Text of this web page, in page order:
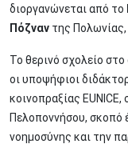
διοργανώνεται από το
Πόζναν της Πολωνίας,
Το θερινό σχολείο
οι υποψήφιοι
κοινοπραξίας
Πελοποννήσου, σκοπό
νοημοσύνης και την